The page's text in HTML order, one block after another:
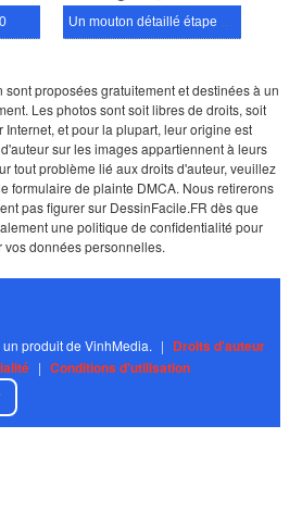
Un mouton détaillé étape par étape
sont proposées gratuitement et destinées à un
Les photos sont soit libres de droits, soit
Internet, et pour la plupart, leur origine est
sur les images appartiennent à leurs
tout problème lié aux droits d'auteur, veuillez
formulaire de plainte DMCA. Nous retirerons
pas figurer sur DessinFacile.FR dès que
une politique de confidentialité pour
vos données personnelles.
produit de VinhMedia. | Droits d'auteur
| Conditions d'utilisation